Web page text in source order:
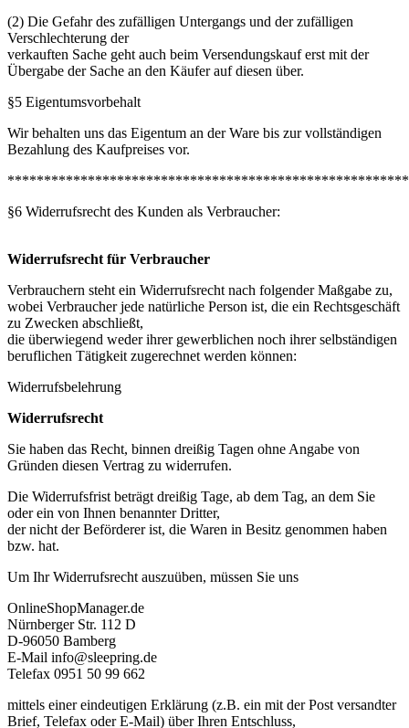
(2) Die Gefahr des zufälligen Untergangs und der zufälligen
Verschlechterung der
verkauften Sache geht auch beim Versendungskauf erst mit der
Übergabe der Sache an den Käufer auf diesen über.
§5 Eigentumsvorbehalt
Wir behalten uns das Eigentum an der Ware bis zur vollständigen
Bezahlung des Kaufpreises vor.
§6 Widerrufsrecht des Kunden als Verbraucher:
Widerrufsrecht für Verbraucher
Verbrauchern steht ein Widerrufsrecht nach folgender Maßgabe zu,
wobei Verbraucher jede natürliche Person ist, die ein Rechtsgeschäft
zu Zwecken abschließt,
die überwiegend weder ihrer gewerblichen noch ihrer selbständigen
beruflichen Tätigkeit zugerechnet werden können:
Widerrufsbelehrung
Widerrufsrecht
Sie haben das Recht, binnen dreißig Tagen ohne Angabe von
Gründen diesen Vertrag zu widerrufen.
Die Widerrufsfrist beträgt dreißig Tage, ab dem Tag, an dem Sie
oder ein von Ihnen benannter Dritter,
der nicht der Beförderer ist, die Waren in Besitz genommen haben
bzw. hat.
Um Ihr Widerrufsrecht auszuüben, müssen Sie uns
OnlineShopManager.de
Nürnberger Str. 112 D
D-96050 Bamberg
E-Mail info@sleepring.de
Telefax 0951 50 99 662
mittels einer eindeutigen Erklärung (z.B. ein mit der Post versandter
Brief, Telefax oder E-Mail) über Ihren Entschluss,